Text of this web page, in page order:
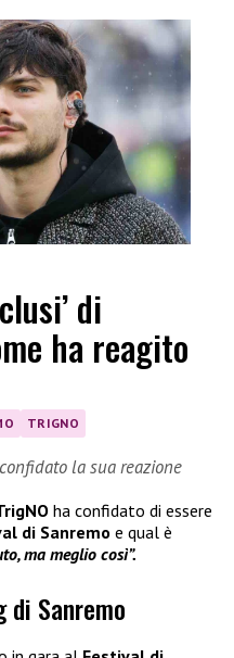
di
ha reagito
TRIGNO
la sua reazione
ha confidato di essere
di Sanremo e qual è
ma meglio così”.
di Sanremo